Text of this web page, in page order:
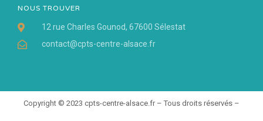
NOUS TROUVER
12 rue Charles Gounod, 67600 Sélestat
contact@cpts-centre-alsace.fr
Copyright © 2023 cpts-centre-alsace.fr – Tous droits réservés –